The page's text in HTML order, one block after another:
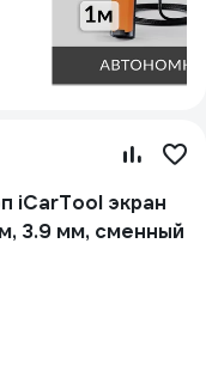
iCarTool экран
3.9 мм, сменный